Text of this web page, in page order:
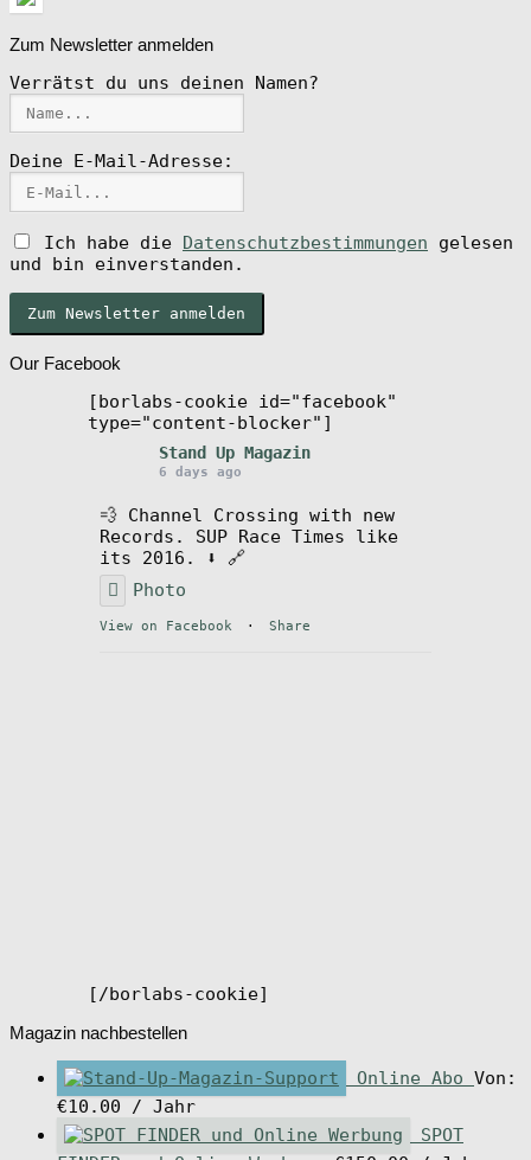
Zum Newsletter anmelden
Verrätst du uns deinen Namen?
Deine E-Mail-Adresse:
Ich habe die Datenschutzbestimmungen gelesen
und bin einverstanden.
Our Facebook
[borlabs-cookie id="facebook"
type="content-blocker"]
Stand Up Magazin
6 days ago
💨 Channel Crossing with new
Records. SUP Race Times like
its 2016. ⬇️ 🔗
Photo
View on Facebook · Share
[/borlabs-cookie]
Magazin nachbestellen
Online Abo Von:
€10.00
/ Jahr
SPOT